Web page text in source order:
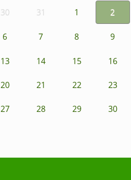
30 31 1 2
6 7 8 9
13 14 15 16
20 21 22 23
27 28 29 30